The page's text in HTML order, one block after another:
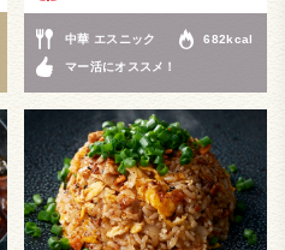
中華 エスニック 682kcal
マー活にオススメ！